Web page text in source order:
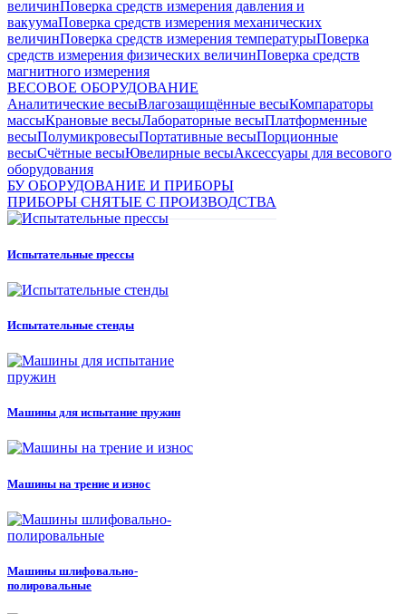
величинПоверка средств измерения давления и
вакуумаПоверка средств измерения механических
величинПоверка средств измерения температурыПоверка
средств измерения физических величинПоверка средств
магнитного измерения
ВЕСОВОЕ ОБОРУДОВАНИЕ
Аналитические весыВлагозащищённые весыКомпараторы
массыКрановые весыЛабораторные весыПлатформенные
весыПолумикровесыПортативные весыПорционные
весыСчётные весыЮвелирные весыАксессуары для весового
оборудования
БУ ОБОРУДОВАНИЕ И ПРИБОРЫ
ПРИБОРЫ СНЯТЫЕ С ПРОИЗВОДСТВА
Испытательные прессы
Испытательные стенды
Машины для испытание пружин
Машины на трение и износ
Машины шлифовально-
полировальные